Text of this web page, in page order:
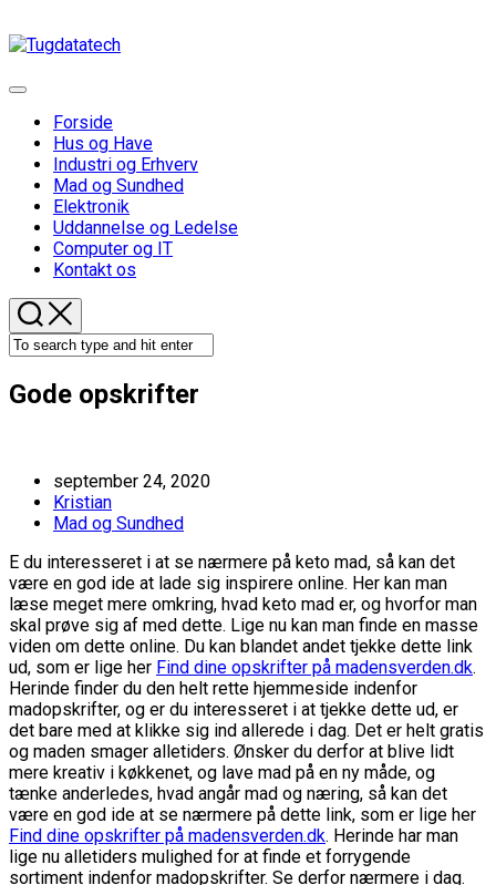
to
Expand
Forside
Hus og Have
Industri og Erhverv
Current
Page
Parent
Mad og Sundhed
Elektronik
Uddannelse og Ledelse
Computer og IT
Kontakt os
Gode opskrifter
september 24, 2020
Kristian
Mad og Sundhed
E du interesseret i at se nærmere på keto mad, så kan det
være en god ide at lade sig inspirere online. Her kan man
læse meget mere omkring, hvad keto mad er, og hvorfor man
skal prøve sig af med dette. Lige nu kan man finde en masse
viden om dette online. Du kan blandet andet tjekke dette link
ud, som er lige her Find dine opskrifter på madensverden.dk.
Herinde finder du den helt rette hjemmeside indenfor
madopskrifter, og er du interesseret i at tjekke dette ud, er
det bare med at klikke sig ind allerede i dag. Det er helt gratis
og maden smager alletiders. Ønsker du derfor at blive lidt
mere kreativ i køkkenet, og lave mad på en ny måde, og
tænke anderledes, hvad angår mad og næring, så kan det
være en god ide at se nærmere på dette link, som er lige her
Find dine opskrifter på madensverden.dk. Herinde har man
lige nu alletiders mulighed for at finde et forrygende
sortiment indenfor madopskrifter. Se derfor nærmere i dag.